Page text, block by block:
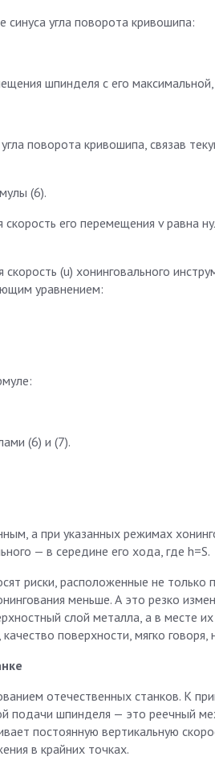
угла поворота кривошипа:
шпинделя с его
поворота кривошипа, связав
(6).
его перемещения v равна
(u) хонинговального
уравнением:
(6) и (7).
а при указанных режимах
— в середине его хода, где h=S.
риски, расположенные не только
меньше. А это резко
слой металла, а в месте их
поверхности, мягко говоря,
отечественных станков. К
подачи шпинделя — это реечный
постоянную вертикальную
в крайних точках.